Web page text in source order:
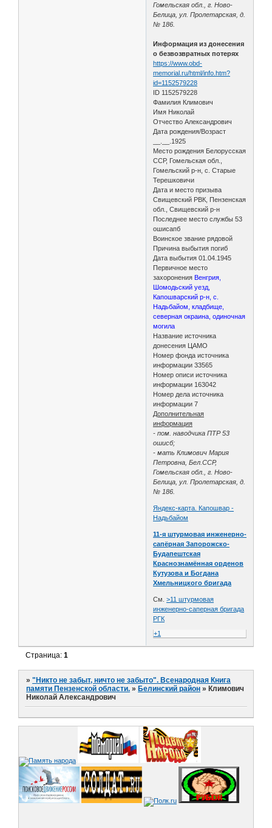
Гомельская обл., г. Ново-
Белица, ул. Пролетарская, д.
№ 186.
Информация из донесения
о безвозвратных потерях
https://www.obd-
memorial.ru/html/info.htm?
id=1152579228
ID 1152579228
Фамилия Климович
Имя Николай
Отчество Александрович
Дата рождения/Возраст
__.__.1925
Место рождения Белорусская
ССР, Гомельская обл.,
Гомельский р-н, с. Старые
Терешковичи
Дата и место призыва
Свищевский РВК, Пензенская
обл., Свищевский р-н
Последнее место службы 53
ошисапб
Воинское звание рядовой
Причина выбытия погиб
Дата выбытия 01.04.1945
Первичное место
захоронения Венгрия,
Шомодьский уезд,
Капошварский р-н, с.
Надьбайом, кладбище,
северная окраина, одиночная
могила
Название источника
донесения ЦАМО
Номер фонда источника
информации 33565
Номер описи источника
информации 163042
Номер дела источника
информации 7
Дополнительная
информация
- пом. наводчика ПТР 53
ошисб;
- мать Климович Мария
Петровна, Бел.ССР,
Гомельская обл., г. Ново-
Белица, ул. Пролетарская, д.
№ 186.
Яндекс-карта. Капошвар -
Надьбайом
11-я штурмовая инженерно-
сапёрная Запорожско-
Будапештская
Краснознамённая орденов
Кутузова и Богдана
Хмельницкого бригада
См.>11 штурмовая
инженерно-саперная бригада
РГК
+1
Страница:1
»"Никто не забыт, ничто не забыто". Всенародная Книга
памяти Пензенской области. » Белинский район » Климович
Николай Александрович